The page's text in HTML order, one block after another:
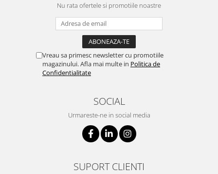
Nu rata ofertele si promotiile noastre
Vreau sa primesc newsletter cu promotiile
magazinului. Afla mai multe in Politica de
Confidentialitate
SOCIAL
Urmareste-ne in social media
SUPORT CLIENTI